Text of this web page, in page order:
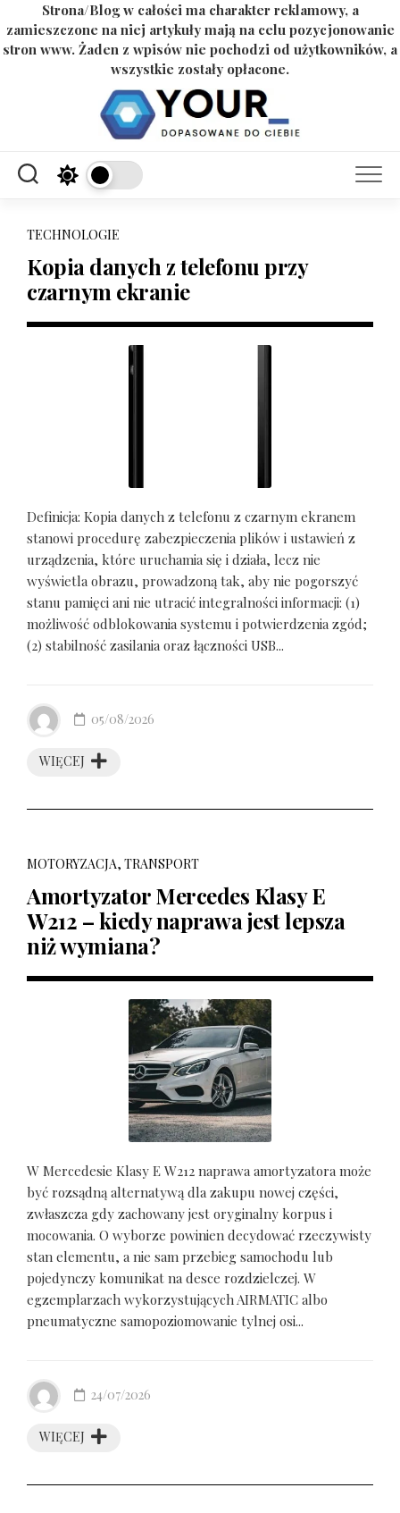
Strona/Blog w całości ma charakter reklamowy, a
zamieszczone na niej artykuły mają na celu pozycjonowanie
stron www. Żaden z wpisów nie pochodzi od użytkowników, a
wszystkie zostały opłacone.
TECHNOLOGIE
Kopia danych z telefonu przy
czarnym ekranie
Definicja: Kopia danych z telefonu z czarnym ekranem
stanowi procedurę zabezpieczenia plików i ustawień z
urządzenia, które uruchamia się i działa, lecz nie
wyświetla obrazu, prowadzoną tak, aby nie pogorszyć
stanu pamięci ani nie utracić integralności informacji: (1)
możliwość odblokowania systemu i potwierdzenia zgód;
(2) stabilność zasilania oraz łączności USB...
WIĘCEJ
05/08/2026
MOTORYZACJA, TRANSPORT
Amortyzator Mercedes Klasy E
W212 – kiedy naprawa jest lepsza
niż wymiana?
W Mercedesie Klasy E W212 naprawa amortyzatora może
być rozsądną alternatywą dla zakupu nowej części,
zwłaszcza gdy zachowany jest oryginalny korpus i
mocowania. O wyborze powinien decydować rzeczywisty
stan elementu, a nie sam przebieg samochodu lub
pojedynczy komunikat na desce rozdzielczej. W
egzemplarzach wykorzystujących AIRMATIC albo
pneumatyczne samopoziomowanie tylnej osi...
WIĘCEJ
24/07/2026